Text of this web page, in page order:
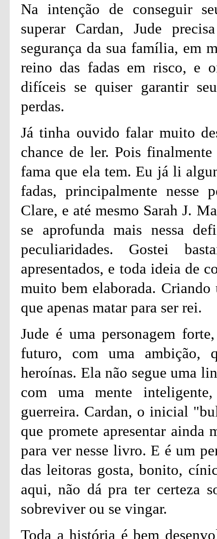
Na intenção de conseguir
superar Cardan, Jude
segurança da sua família, em
reino das fadas em risco, e
difíceis se quiser garantir
perdas.
Já tinha ouvido falar muito
chance de ler. Pois
fama que ela tem. Eu já li
fadas, principalmente nesse
Clare, e até mesmo Sarah J.
se aprofunda mais nessa
peculiaridades. Gostei
apresentados, e toda ideia de
muito bem elaborada.
que apenas matar para ser rei.
Jude é uma personagem
futuro, com uma ambição,
heroínas. Ela não segue uma
com uma mente
guerreira. Cardan, o inicial
que promete apresentar ainda
para ver nesse livro. E é um
das leitoras gosta, bonito,
aqui, não dá pra ter certeza
sobreviver ou se vingar.
Toda a história é bem